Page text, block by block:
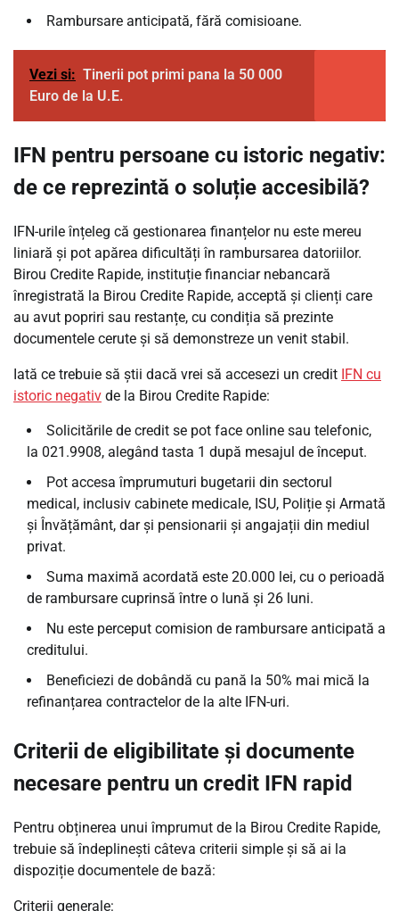
Rambursare anticipată, fără comisioane.
Vezi si: Tinerii pot primi pana la 50 000
Euro de la U.E.
IFN pentru persoane cu istoric negativ:
de ce reprezintă o soluție accesibilă?
IFN-urile înțeleg că gestionarea finanțelor nu este mereu
liniară și pot apărea dificultăți în rambursarea datoriilor.
Birou Credite Rapide, instituție financiar nebancară
înregistrată la Birou Credite Rapide, acceptă și clienți care
au avut popriri sau restanțe, cu condiția să prezinte
documentele cerute și să demonstreze un venit stabil.
Iată ce trebuie să știi dacă vrei să accesezi un credit IFN cu
istoric negativ de la Birou Credite Rapide:
Solicitările de credit se pot face online sau telefonic,
la 021.9908, alegând tasta 1 după mesajul de început.
Pot accesa împrumuturi bugetarii din sectorul
medical, inclusiv cabinete medicale, ISU, Poliție și Armată
și Învățământ, dar și pensionarii și angajații din mediul
privat.
Suma maximă acordată este 20.000 lei, cu o perioadă
de rambursare cuprinsă între o lună și 26 luni.
Nu este perceput comision de rambursare anticipată a
creditului.
Beneficiezi de dobândă cu pană la 50% mai mică la
refinanțarea contractelor de la alte IFN-uri.
Criterii de eligibilitate și documente
necesare pentru un credit IFN rapid
Pentru obținerea unui împrumut de la Birou Credite Rapide,
trebuie să îndeplinești câteva criterii simple și să ai la
dispoziție documentele de bază:
Criterii generale: